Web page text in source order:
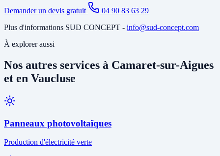
Demander un devis gratuit
04 90 83 63 29
Plus d'informations SUD CONCEPT - info@sud-concept.com
À explorer aussi
Nos autres services à Camaret-sur-Aigues
et en Vaucluse
Panneaux photovoltaïques
Production d'électricité verte